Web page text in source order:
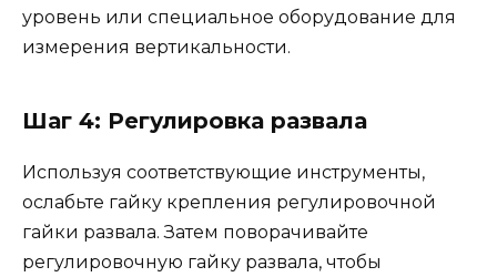
уровень или специальное оборудование для
измерения вертикальности.
Шаг 4: Регулировка развала
Используя соответствующие инструменты,
ослабьте гайку крепления регулировочной
гайки развала. Затем поворачивайте
регулировочную гайку развала, чтобы